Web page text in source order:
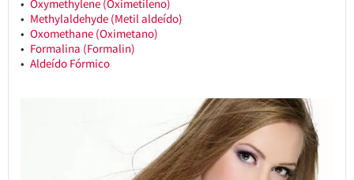
Oxymethylene (Oximetileno)
Methylaldehyde (Metil aldeído)
Oxomethane (Oximetano)
Formalina (Formalin)
Aldeído Fórmico